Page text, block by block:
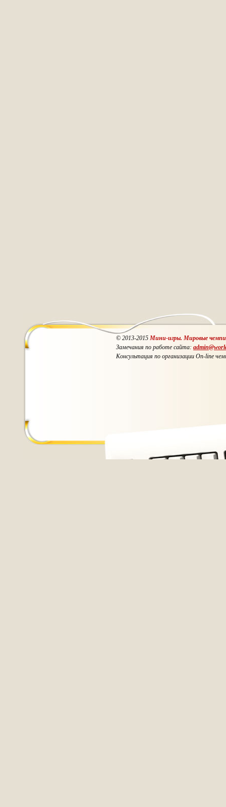
© 2013-2015 Мини-игры. Мировые
Замечания по работе сайта:
Консультация по организации On-line